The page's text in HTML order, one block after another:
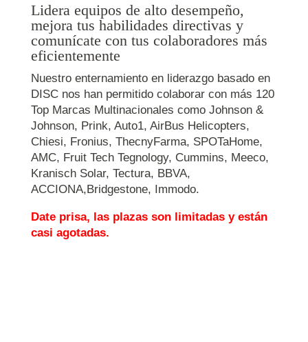
Lidera equipos de alto desempeño,
mejora tus habilidades directivas y
comunícate con tus colaboradores más
eficientemente
Nuestro enternamiento en liderazgo basado en
DISC nos han permitido colaborar con más 120
Top Marcas Multinacionales como Johnson &
Johnson, Prink, Auto1, AirBus Helicopters,
Chiesi, Fronius, ThecnyFarma, SPOTaHome,
AMC, Fruit Tech Tegnology, Cummins, Meeco,
Kranisch Solar, Tectura, BBVA,
ACCIONA,Bridgestone, Immodo.
Date prisa, las plazas son limitadas y están
casi agotadas.